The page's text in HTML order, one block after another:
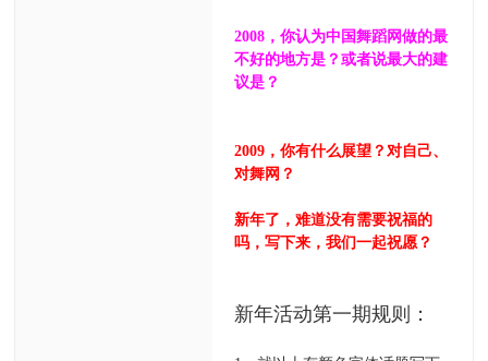
2008，你认为中国舞蹈网做的最
不好的地方是？或者说最大的建
议是？
2009，你有什么展望？对自己、
对舞网？
新年了，难道没有需要祝福的
吗，写下来，我们一起祝愿？
新年活动第一期规则：